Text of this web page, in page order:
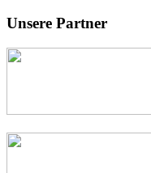
Unsere Partner